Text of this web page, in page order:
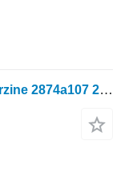
Perkins Modul prenapona senzora brzine 2874a107 2874a105 4225398m1 senzor brzine za Perkins